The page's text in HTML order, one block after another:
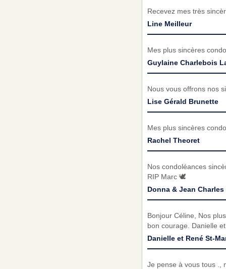
Recevez mes très
Line Meilleur
Mes plus sincères
Guylaine Charlebois
Nous vous offrons nos
Lise Gérald Brunette
Mes plus sincères
Rachel Theoret
Nos condoléances
RIP Marc 🕊️
Donna & Jean Charles
Bonjour Céline, Nos
bon courage. Danielle
Danielle et René St-
Je pense à vous tous .,